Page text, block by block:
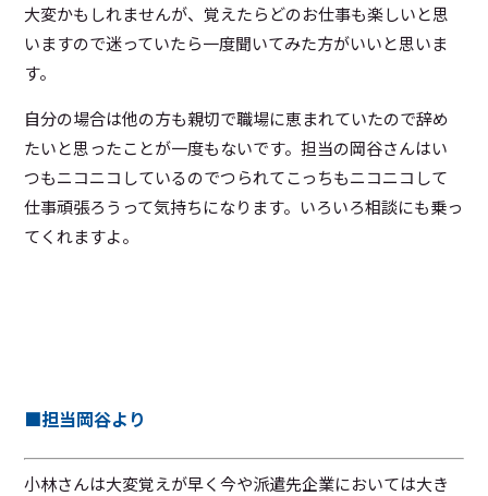
大変かもしれませんが、覚えたらどのお仕事も楽しいと思
いますので迷っていたら一度聞いてみた方がいいと思いま
す。
自分の場合は他の方も親切で職場に恵まれていたので辞め
たいと思ったことが一度もないです。担当の岡谷さんはい
つもニコニコしているのでつられてこっちもニコニコして
仕事頑張ろうって気持ちになります。いろいろ相談にも乗っ
てくれますよ。
■担当岡谷より
小林さんは大変覚えが早く今や派遣先企業においては大き